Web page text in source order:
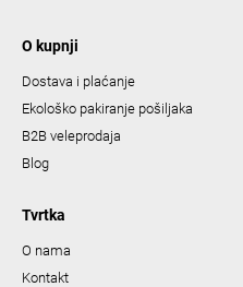
O kupnji
Dostava i plaćanje
Ekološko pakiranje pošiljaka
B2B veleprodaja
Blog
Tvrtka
O nama
Kontakt